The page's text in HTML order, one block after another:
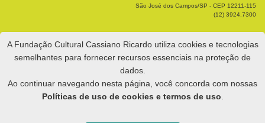
São José dos Campos/SP - CEP 12211-115
(12) 3924.7300
A Fundação Cultural Cassiano Ricardo utiliza cookies e tecnologias
semelhantes para fornecer recursos essenciais na proteção de
dados.
Ao continuar navegando nesta página, você concorda com nossas
Políticas de uso de cookies e termos de uso